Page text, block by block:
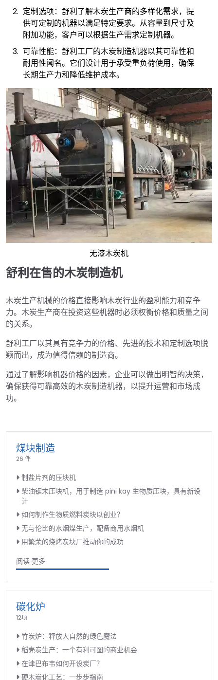
定制选项：舒利了解木炭生产商的多样化需求，提
供可定制的机器以满足特定要求。从容量到尺寸及
附加功能，客户可以根据生产需求定制机器。
可靠性能：舒利工厂的木炭制造机器以其可靠性和
耐用性闻名。它们设计用于承受重负荷使用，确保
长期生产力和降低维护成本。
无漆木炭机
舒利在售的木炭制造机
木炭生产机械的价格直接影响木炭行业的盈利能力和竞争
力。木炭生产商在投资这些机器时必须权衡价格和质量之间
的关系。
舒利工厂以其具有竞争力的价格、先进的技术和定制选项脱
颖而出，成为值得信赖的制造商。
通过了解影响机器价格的因素，企业可以做出明智的决策，
确保获得可靠高效的木炭制造机器，以提升运营和市场成
功。
煤块制造
26 件
制盐片剂的压块机
柴油锯末压块机，用于制造 pini kay 生物质压块，具有新设
计
如何制作生物质燃料炭块以创业？
无与伦比的水烟煤生产，配备商用水烟机
用繁荣的烧烤炭块厂推动你的成功
阅读 更多
碳化炉
12项
竹炭炉：释放大自然的绿色魔法
稻壳炭生产：一个有利可图的商业机会
在津巴布韦如何开设炭厂？
硬木炭化工艺：一步步指南